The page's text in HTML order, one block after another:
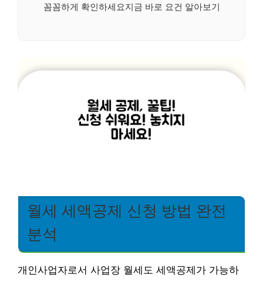
꼼꼼하게 확인하세요지금 바로 요건 알아보기
월세 세액공제 신청 방법 완전
분석
개인사업자로서 사업장 월세도 세액공제가 가능하